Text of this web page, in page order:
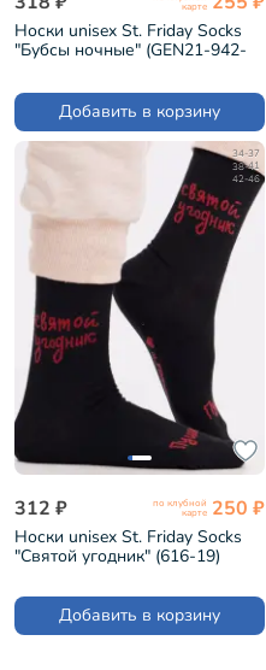
карте
Носки unisex St. Friday Socks
"Бубсы ночные" (GEN21-942-
Добавить в корзину
34-37
38-41
42-46
312 ₽ по клубной
карте 250 ₽
Носки unisex St. Friday Socks
"Святой угодник" (616-19)
Добавить в корзину